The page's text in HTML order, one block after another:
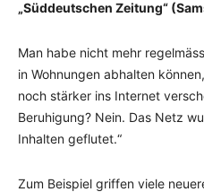
„Süddeutschen Zeitung“
Man habe nicht mehr
in Wohnungen abhalten
noch stärker ins Internet
Beruhigung? Nein. Das Netz
Inhalten geflutet.“
Zum Beispiel griffen viele